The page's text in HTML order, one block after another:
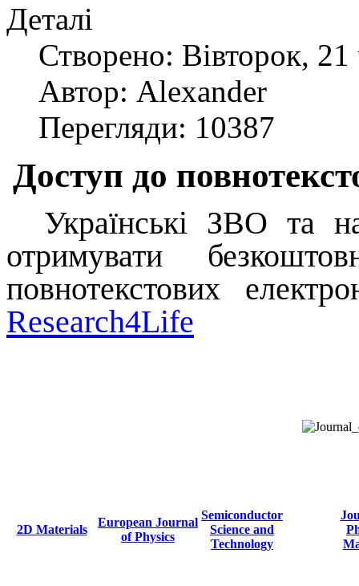
Деталі
Створено: Вівторок,
Автор: Alexander
Перегляди: 10387
Доступ до
Українські ЗВО та
отримувати
повнотекстових
Research4Life
2D Materials
European Journal
of Physics
Semiconductor
Science and
Technology